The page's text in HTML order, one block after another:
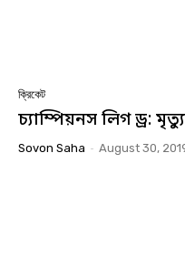
ক্রিকেট
চ্যাম্পিয়নস লিগ ড্র:
Sovon Saha - August 30,